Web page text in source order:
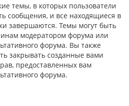
темы, в которых пользователи
сообщения, и все находящиеся в
завершаются. Темы могут быть
модератором форума или
форума. Вы также
закрывать созданные вами
предоставленных вам
форума.